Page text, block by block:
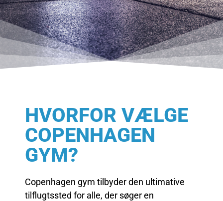
HVORFOR VÆLGE
COPENHAGEN
GYM?
Copenhagen gym tilbyder den ultimative
tilflugtssted for alle, der søger en